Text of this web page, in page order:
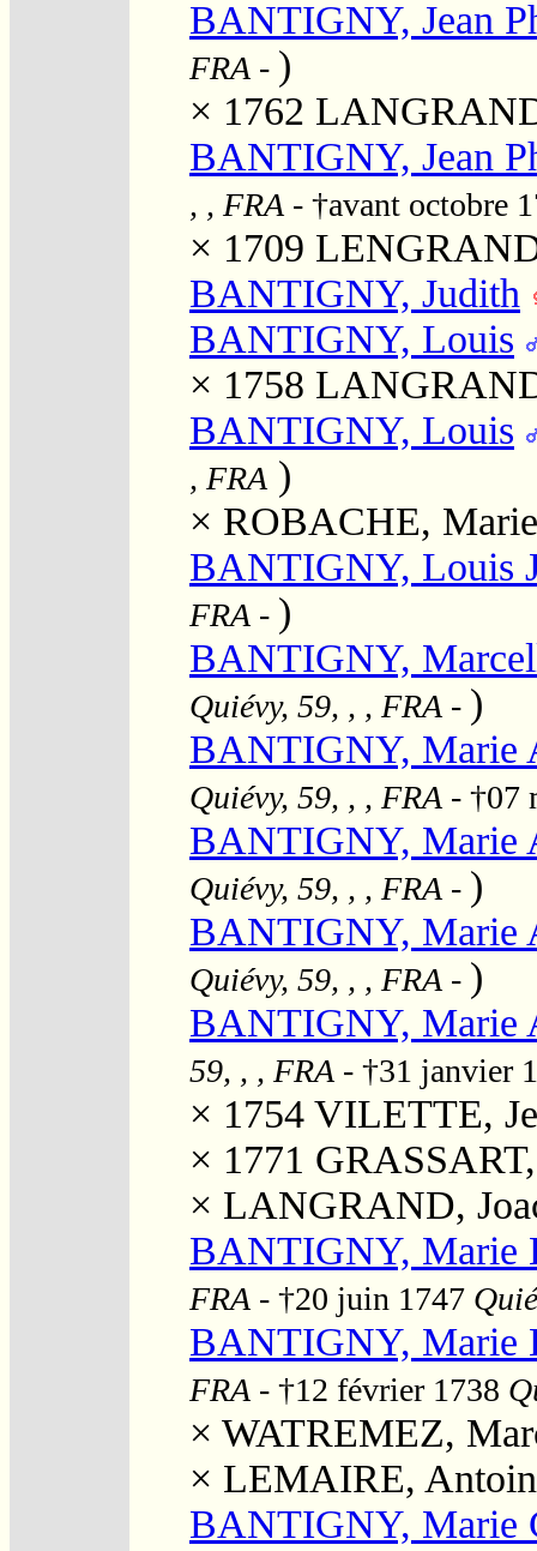
BANTIGNY, Jean
FRA - )
× 1762
BANTIGNY, Jean
, , FRA - †avant octobre
× 1709
BANTIGNY, Judith
BANTIGNY, Louis
× 1758
BANTIGNY, Louis
, FRA )
× ROBACHE, Marie
BANTIGNY, Louis
FRA - )
BANTIGNY,
Quiévy, 59, , , FRA - )
BANTIGNY, Marie
Quiévy, 59, , , FRA - †07
BANTIGNY, Marie
Quiévy, 59, , , FRA - )
BANTIGNY, Marie
Quiévy, 59, , , FRA - )
BANTIGNY, Marie
59, , , FRA - †31 janvier
× 1754 VILETTE,
× 1771
× LANGRAND,
BANTIGNY, Marie
FRA - †20 juin 1747
BANTIGNY, Marie
FRA - †12 février 1738
× WATREMEZ,
× LEMAIRE,
BANTIGNY, Marie